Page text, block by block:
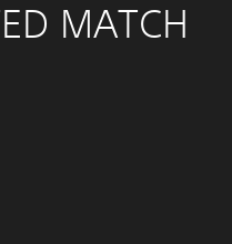
MATCH